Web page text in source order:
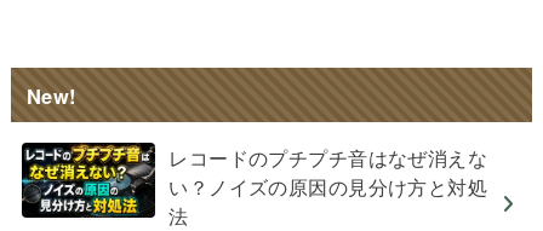
New!
レコードのプチプチ音はなぜ消えな
い？ノイズの原因の見分け方と対処
法